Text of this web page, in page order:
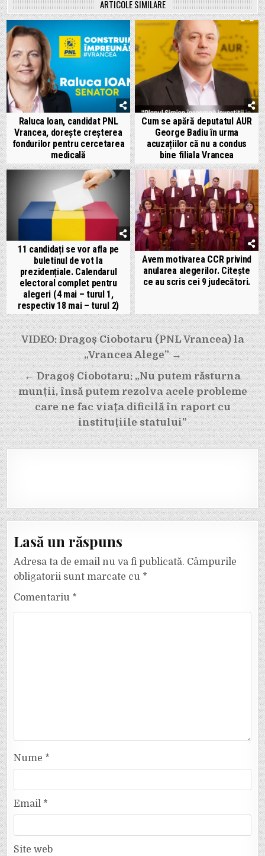
ARTICOLE SIMILARE
Raluca Ioan, candidat PNL
Vrancea, dorește creșterea
fondurilor pentru cercetarea
medicală
Cum se apără deputatul AUR
George Badiu în urma
acuzațiilor că nu a condus
bine filiala Vrancea
11 candidați se vor afla pe
buletinul de vot la
prezidențiale. Calendarul
electoral complet pentru
alegeri (4 mai – turul 1,
respectiv 18 mai – turul 2)
Avem motivarea CCR privind
anularea alegerilor. Citește
ce au scris cei 9 judecători.
Navigare
în
articole
VIDEO: Dragoș Ciobotaru (PNL Vrancea) la
„Vrancea Alege” →
← Dragoș Ciobotaru: „Nu putem răsturna
munții, însă putem rezolva acele probleme
care ne fac viața dificilă în raport cu
instituțiile statului”
Lasă un răspuns
Adresa ta de email nu va fi publicată. Câmpurile
obligatorii sunt marcate cu *
Comentariu *
Nume *
Email *
Site web